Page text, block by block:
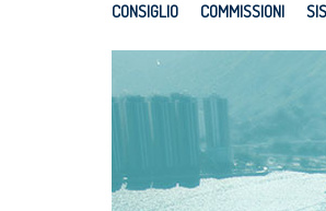
CONSIGLIO COMMISSIONI